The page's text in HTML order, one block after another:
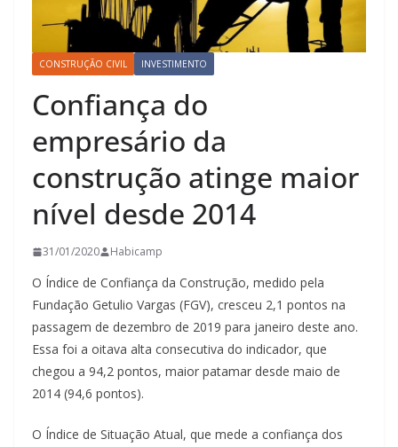
CONSTRUÇÃO CIVIL INVESTIMENTO
Confiança do
empresário da
construção atinge maior
nível desde 2014
31/01/2020 Habicamp
O Índice de Confiança da Construção, medido pela
Fundação Getulio Vargas (FGV), cresceu 2,1 pontos na
passagem de dezembro de 2019 para janeiro deste ano.
Essa foi a oitava alta consecutiva do indicador, que
chegou a 94,2 pontos, maior patamar desde maio de
2014 (94,6 pontos).
O Índice de Situação Atual, que mede a confiança dos